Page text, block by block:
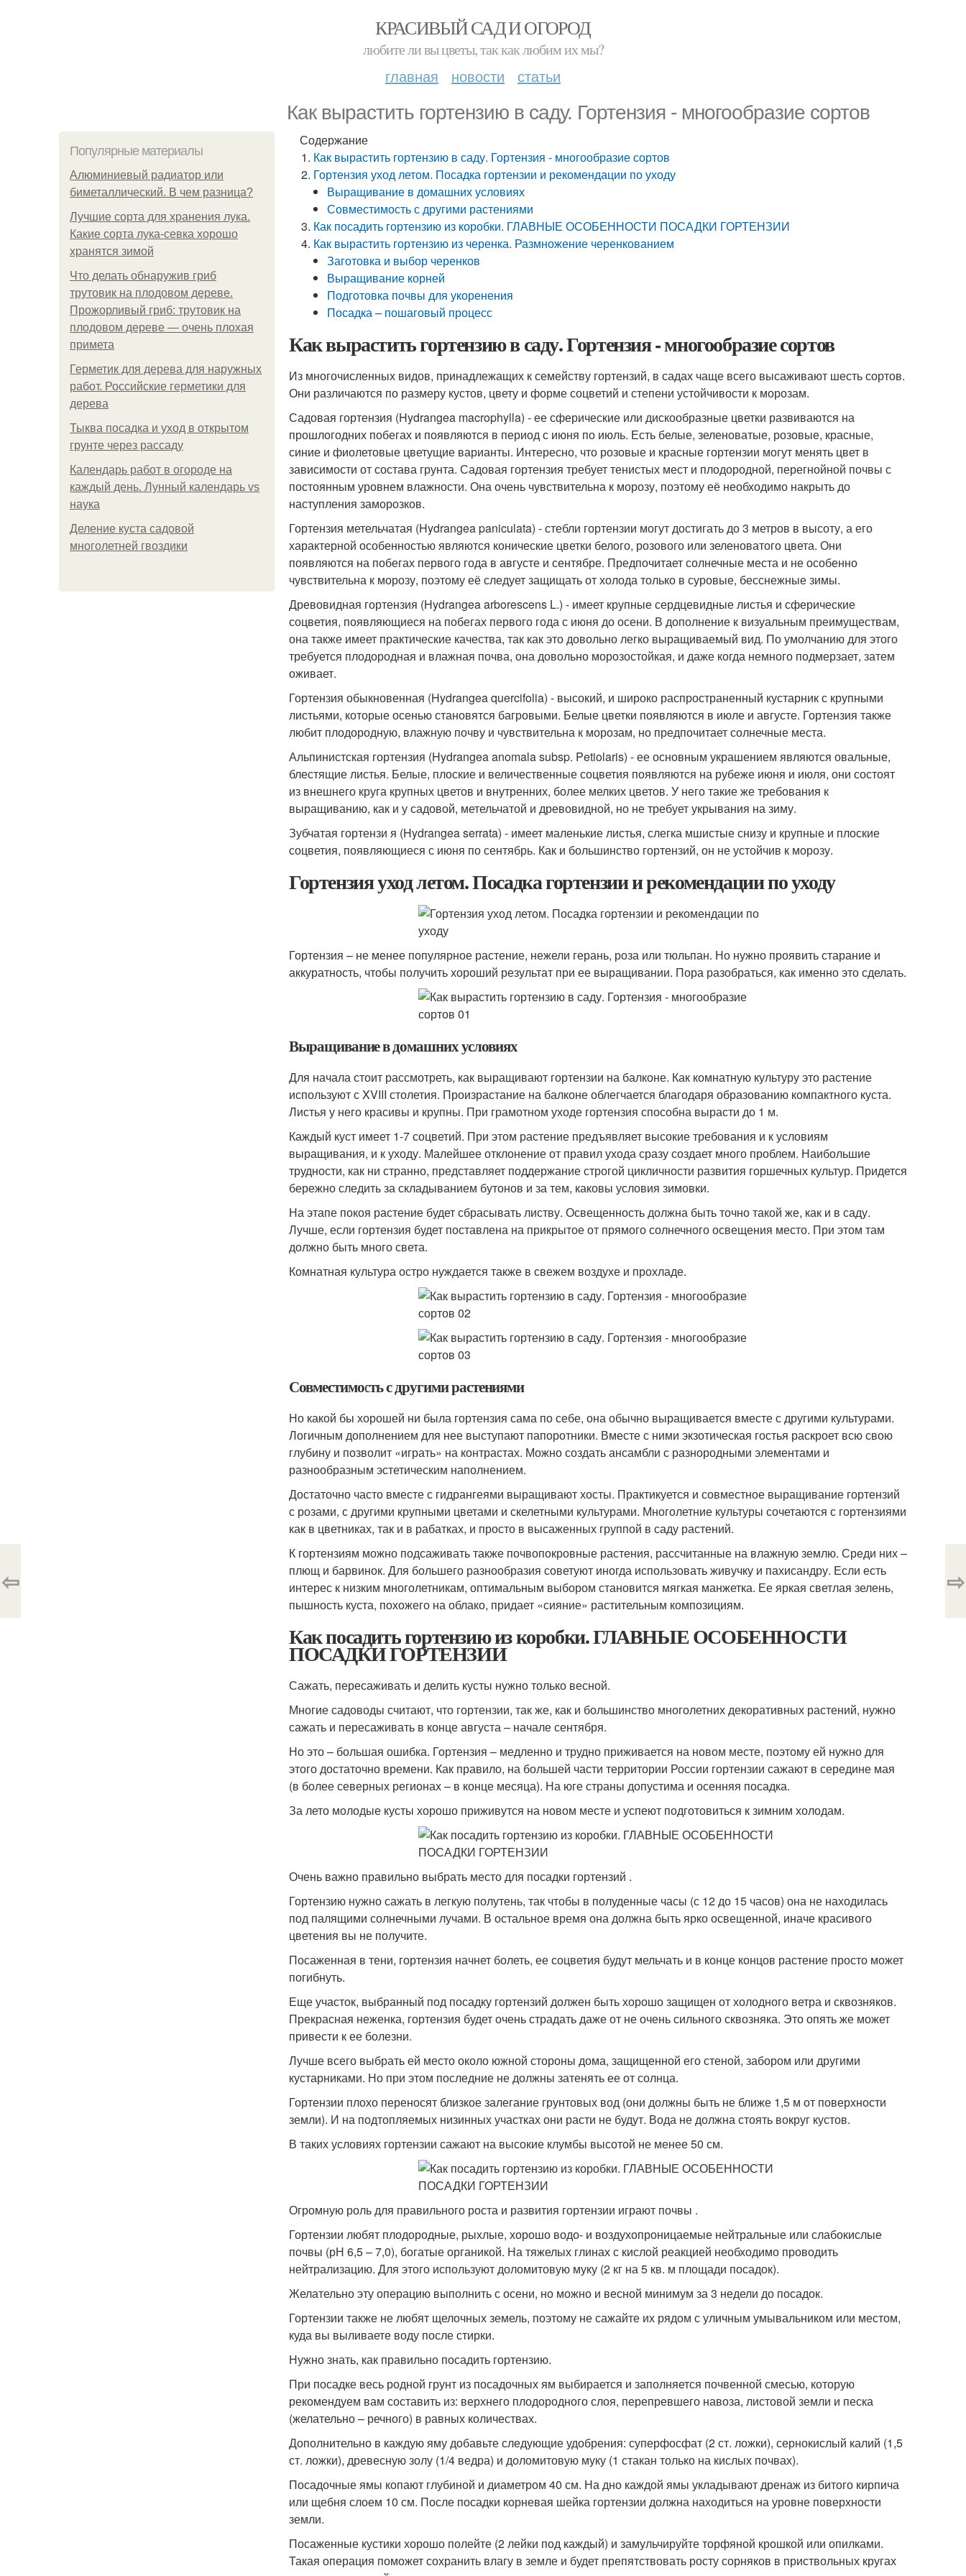
КРАСИВЫЙ САД И ОГОРОД
любите ли вы цветы, так как любим их мы?
главная новости статьи
Как вырастить гортензию в саду. Гортензия - многообразие сортов
Популярные материалы
Алюминиевый радиатор или
биметаллический. В чем разница?
Лучшие сорта для хранения лука.
Какие сорта лука-севка хорошо
хранятся зимой
Что делать обнаружив гриб
трутовик на плодовом дереве.
Прожорливый гриб: трутовик на
плодовом дереве — очень плохая
примета
Герметик для дерева для наружных
работ. Российские герметики для
дерева
Тыква посадка и уход в открытом
грунте через рассаду
Календарь работ в огороде на
каждый день. Лунный календарь vs
наука
Деление куста садовой
многолетней гвоздики
Содержание
Как вырастить гортензию в саду. Гортензия - многообразие сортов
Гортензия уход летом. Посадка гортензии и рекомендации по уходу
Выращивание в домашних условиях
Совместимость с другими растениями
Как посадить гортензию из коробки. ГЛАВНЫЕ ОСОБЕННОСТИ ПОСАДКИ ГОРТЕНЗИИ
Как вырастить гортензию из черенка. Размножение черенкованием
Заготовка и выбор черенков
Выращивание корней
Подготовка почвы для укоренения
Посадка – пошаговый процесс
Как вырастить гортензию в саду. Гортензия - многообразие сортов
Из многочисленных видов, принадлежащих к семейству гортензий, в садах чаще всего высаживают шесть сортов.
Они различаются по размеру кустов, цвету и форме соцветий и степени устойчивости к морозам.
Садовая гортензия (Hydrangea macrophylla) - ее сферические или дискообразные цветки развиваются на
прошлогодних побегах и появляются в период с июня по июль. Есть белые, зеленоватые, розовые, красные,
синие и фиолетовые цветущие варианты. Интересно, что розовые и красные гортензии могут менять цвет в
зависимости от состава грунта. Садовая гортензия требует тенистых мест и плодородной, перегнойной почвы с
постоянным уровнем влажности. Она очень чувствительна к морозу, поэтому её необходимо накрыть до
наступления заморозков.
Гортензия метельчатая (Hydrangea paniculata) - стебли гортензии могут достигать до 3 метров в высоту, а его
характерной особенностью являются конические цветки белого, розового или зеленоватого цвета. Они
появляются на побегах первого года в августе и сентябре. Предпочитает солнечные места и не особенно
чувствительна к морозу, поэтому её следует защищать от холода только в суровые, бесснежные зимы.
Древовидная гортензия (Hydrangea arborescens L.) - имеет крупные сердцевидные листья и сферические
соцветия, появляющиеся на побегах первого года с июня до осени. В дополнение к визуальным преимуществам,
она также имеет практические качества, так как это довольно легко выращиваемый вид. По умолчанию для этого
требуется плодородная и влажная почва, она довольно морозостойкая, и даже когда немного подмерзает, затем
оживает.
Гортензия обыкновенная (Hydrangea quercifolia) - высокий, и широко распространенный кустарник с крупными
листьями, которые осенью становятся багровыми. Белые цветки появляются в июле и августе. Гортензия также
любит плодородную, влажную почву и чувствительна к морозам, но предпочитает солнечные места.
Альпинистская гортензия (Hydrangea anomala subsp. Petiolaris) - ее основным украшением являются овальные,
блестящие листья. Белые, плоские и величественные соцветия появляются на рубеже июня и июля, они состоят
из внешнего круга крупных цветов и внутренних, более мелких цветов. У него такие же требования к
выращиванию, как и у садовой, метельчатой и древовидной, но не требует укрывания на зиму.
Зубчатая гортензи я (Hydrangea serrata) - имеет маленькие листья, слегка мшистые снизу и крупные и плоские
соцветия, появляющиеся с июня по сентябрь. Как и большинство гортензий, он не устойчив к морозу.
Гортензия уход летом. Посадка гортензии и рекомендации по уходу
Гортензия – не менее популярное растение, нежели герань, роза или тюльпан. Но нужно проявить старание и
аккуратность, чтобы получить хороший результат при ее выращивании. Пора разобраться, как именно это сделать.
Выращивание в домашних условиях
Для начала стоит рассмотреть, как выращивают гортензии на балконе. Как комнатную культуру это растение
используют с XVIII столетия. Произрастание на балконе облегчается благодаря образованию компактного куста.
Листья у него красивы и крупны. При грамотном уходе гортензия способна вырасти до 1 м.
Каждый куст имеет 1-7 соцветий. При этом растение предъявляет высокие требования и к условиям
выращивания, и к уходу. Малейшее отклонение от правил ухода сразу создает много проблем. Наибольшие
трудности, как ни странно, представляет поддержание строгой цикличности развития горшечных культур. Придется
бережно следить за складыванием бутонов и за тем, каковы условия зимовки.
На этапе покоя растение будет сбрасывать листву. Освещенность должна быть точно такой же, как и в саду.
Лучше, если гортензия будет поставлена на прикрытое от прямого солнечного освещения место. При этом там
должно быть много света.
Комнатная культура остро нуждается также в свежем воздухе и прохладе.
Совместимость с другими растениями
Но какой бы хорошей ни была гортензия сама по себе, она обычно выращивается вместе с другими культурами.
Логичным дополнением для нее выступают папоротники. Вместе с ними экзотическая гостья раскроет всю свою
глубину и позволит «играть» на контрастах. Можно создать ансамбли с разнородными элементами и
разнообразным эстетическим наполнением.
Достаточно часто вместе с гидрангеями выращивают хосты. Практикуется и совместное выращивание гортензий
с розами, с другими крупными цветами и скелетными культурами. Многолетние культуры сочетаются с гортензиями
как в цветниках, так и в рабатках, и просто в высаженных группой в саду растений.
К гортензиям можно подсаживать также почвопокровные растения, рассчитанные на влажную землю. Среди них –
плющ и барвинок. Для большего разнообразия советуют иногда использовать живучку и пахисандру. Если есть
интерес к низким многолетникам, оптимальным выбором становится мягкая манжетка. Ее яркая светлая зелень,
пышность куста, похожего на облако, придает «сияние» растительным композициям.
Как посадить гортензию из коробки. ГЛАВНЫЕ ОСОБЕННОСТИ
ПОСАДКИ ГОРТЕНЗИИ
Сажать, пересаживать и делить кусты нужно только весной.
Многие садоводы считают, что гортензии, так же, как и большинство многолетних декоративных растений, нужно
сажать и пересаживать в конце августа – начале сентября.
Но это – большая ошибка. Гортензия – медленно и трудно приживается на новом месте, поэтому ей нужно для
этого достаточно времени. Как правило, на большей части территории России гортензии сажают в середине мая
(в более северных регионах – в конце месяца). На юге страны допустима и осенняя посадка.
За лето молодые кусты хорошо приживутся на новом месте и успеют подготовиться к зимним холодам.
Очень важно правильно выбрать место для посадки гортензий .
Гортензию нужно сажать в легкую полутень, так чтобы в полуденные часы (с 12 до 15 часов) она не находилась
под палящими солнечными лучами. В остальное время она должна быть ярко освещенной, иначе красивого
цветения вы не получите.
Посаженная в тени, гортензия начнет болеть, ее соцветия будут мельчать и в конце концов растение просто может
погибнуть.
Еще участок, выбранный под посадку гортензий должен быть хорошо защищен от холодного ветра и сквозняков.
Прекрасная неженка, гортензия будет очень страдать даже от не очень сильного сквозняка. Это опять же может
привести к ее болезни.
Лучше всего выбрать ей место около южной стороны дома, защищенной его стеной, забором или другими
кустарниками. Но при этом последние не должны затенять ее от солнца.
Гортензии плохо переносят близкое залегание грунтовых вод (они должны быть не ближе 1,5 м от поверхности
земли). И на подтопляемых низинных участках они расти не будут. Вода не должна стоять вокруг кустов.
В таких условиях гортензии сажают на высокие клумбы высотой не менее 50 см.
Огромную роль для правильного роста и развития гортензии играют почвы .
Гортензии любят плодородные, рыхлые, хорошо водо- и воздухопроницаемые нейтральные или слабокислые
почвы (рН 6,5 – 7,0), богатые органикой. На тяжелых глинах с кислой реакцией необходимо проводить
нейтрализацию. Для этого используют доломитовую муку (2 кг на 5 кв. м площади посадок).
Желательно эту операцию выполнить с осени, но можно и весной минимум за 3 недели до посадок.
Гортензии также не любят щелочных земель, поэтому не сажайте их рядом с уличным умывальником или местом,
куда вы выливаете воду после стирки.
Нужно знать, как правильно посадить гортензию.
При посадке весь родной грунт из посадочных ям выбирается и заполняется почвенной смесью, которую
рекомендуем вам составить из: верхнего плодородного слоя, перепревшего навоза, листовой земли и песка
(желательно – речного) в равных количествах.
Дополнительно в каждую яму добавьте следующие удобрения: суперфосфат (2 ст. ложки), сернокислый калий (1,5
ст. ложки), древесную золу (1/4 ведра) и доломитовую муку (1 стакан только на кислых почвах).
Посадочные ямы копают глубиной и диаметром 40 см. На дно каждой ямы укладывают дренаж из битого кирпича
или щебня слоем 10 см. После посадки корневая шейка гортензии должна находиться на уровне поверхности
земли.
Посаженные кустики хорошо полейте (2 лейки под каждый) и замульчируйте торфяной крошкой или опилками.
Такая операция поможет сохранить влагу в земле и будет препятствовать росту сорняков в приствольных кругах
⇦ ⇨